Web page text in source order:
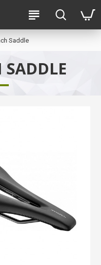
Saddle
SADDLE